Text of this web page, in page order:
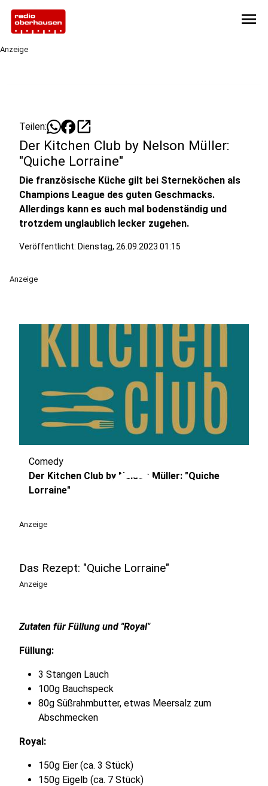
menu
Anzeige
Teilen: open_in_new
Der Kitchen Club by Nelson Müller:
"Quiche Lorraine"
Die französische Küche gilt bei Sterneköchen als
Champions League des guten Geschmacks.
Allerdings kann es auch mal bodenständig und
trotzdem unglaublich lecker zugehen.
Veröffentlicht: Dienstag, 26.09.2023 01:15
Anzeige
play_circle
Comedy
Der Kitchen Club by Nelson Müller: "Quiche
Lorraine"
Anzeige
Das Rezept: "Quiche Lorraine"
Anzeige
Zutaten für Füllung und "Royal"
Füllung:
3 Stangen Lauch
100g Bauchspeck
80g Süßrahmbutter, etwas Meersalz zum
Abschmecken
Royal:
150g Eier (ca. 3 Stück)
150g Eigelb (ca. 7 Stück)